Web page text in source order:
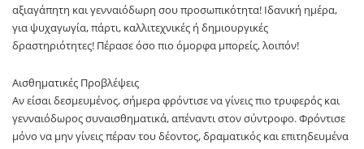
αξιαγάπητη και γενναιόδωρη σου προσωπικότητα! Ιδανική ημέρα,
για ψυχαγωγία, πάρτι, καλλιτεχνικές ή δημιουργικές
δραστηριότητες! Πέρασε όσο πιο όμορφα μπορείς, λοιπόν!
Αισθηματικές Προβλέψεις
Αν είσαι δεσμευμένος, σήμερα φρόντισε να γίνεις πιο τρυφερός και
γενναιόδωρος συναισθηματικά, απέναντι στον σύντροφο. Φρόντισε
μόνο να μην γίνεις πέραν του δέοντος, δραματικός και επιτηδευμένα